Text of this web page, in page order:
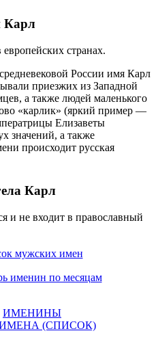
Карл
странах.
России имя Карл
приезжих из Западной
а также людей маленького
«карлик» (яркий пример —
Елизаветы
значений, а также
происходит русская
Карл
и не входит в православный
мужских имен
именин по месяцам
ИМЕНИНЫ
(СПИСОК)